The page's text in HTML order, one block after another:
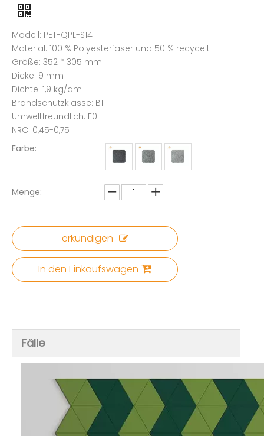
Modell: PET-QPL-S14
Material: 100 % Polyesterfaser und 50 % recycelt
Größe: 352 * 305 mm
Dicke: 9 mm
Dichte: 1,9 kg/qm
Brandschutzklasse: B1
Umweltfreundlich: E0
NRC: 0,45-0,75
Farbe:
Menge:
erkundigen
In den Einkaufswagen
Fälle